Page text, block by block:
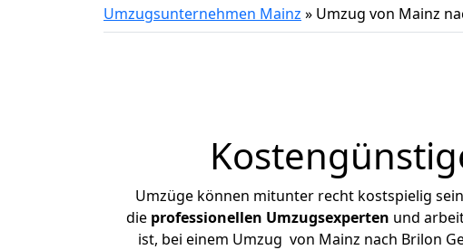
Umzugsunternehmen Mainz » Umzug von Mainz
Umzüge können mitunter recht kostspielig
die professionellen Umzugsexperten und
ist, bei einem Umzug von Mainz nach Brilon